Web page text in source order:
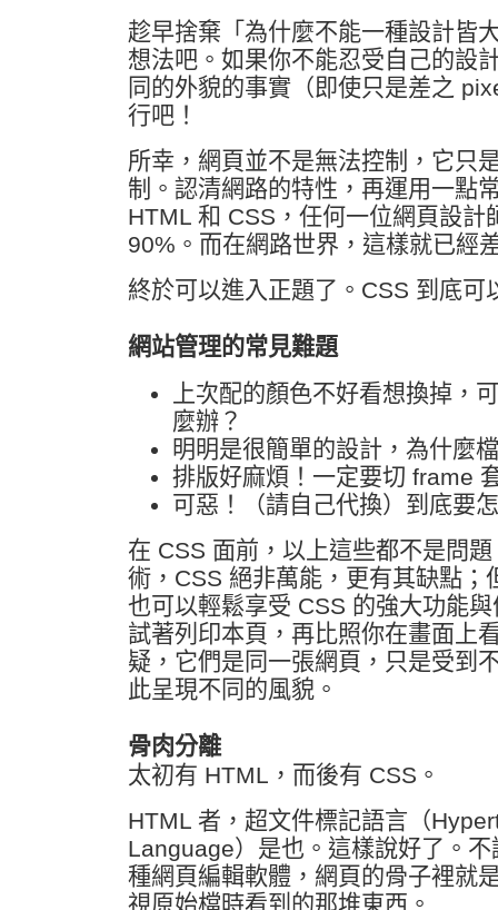
趁早捨棄「為什麼不能一種設計皆
想法吧。如果你不能忍受自己的設
同的外貌的事實（即使只是差之
行吧！
所幸，網頁並不是無法控制，它只
制。認清網路的特性，再運用一點
HTML 和 CSS，任何一位網頁設計
90%。而在網路世界，這樣就已經
終於可以進入正題了。CSS 到底可
網站管理的常見難題
上次配的顏色不好看想換掉，
麼辦？
明明是很簡單的設計，為什麼
排版好麻煩！一定要切 frame
可惡！（請自己代換）到底要
在 CSS 面前，以上這些都不是問
術，CSS 絕非萬能，更有其缺點；
也可以輕鬆享受 CSS 的強大功能
試著列印本頁，再比照你在畫面上
疑，它們是同一張網頁，只是受到
此呈現不同的風貌。
骨肉分離
太初有 HTML，而後有 CSS。
HTML 者，超文件標記語言（
Language）是也。這樣說好了。
種網頁編輯軟體，網頁的骨子裡就
視原始檔時看到的那堆東西。